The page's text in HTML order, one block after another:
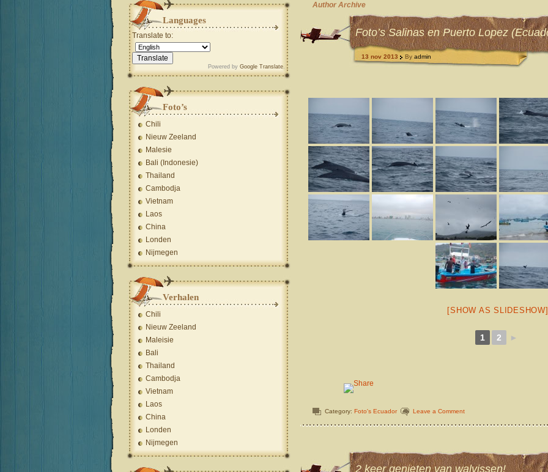
Author Archive
Foto’s Salinas en Puerto Lopez
13 nov 2013 By admin
[SHOW AS SLIDESHOW]
1 2 ►
Category: Foto's Ecuador Leave a Comment
2 keer genieten van walvissen!
Languages
Translate to:
Powered by Google Translate.
Foto’s
Chili
Nieuw Zeeland
Malesie
Bali (Indonesie)
Thailand
Cambodja
Vietnam
Laos
China
Londen
Nijmegen
Verhalen
Chili
Nieuw Zeeland
Maleisie
Bali
Thailand
Cambodja
Vietnam
Laos
China
Londen
Nijmegen